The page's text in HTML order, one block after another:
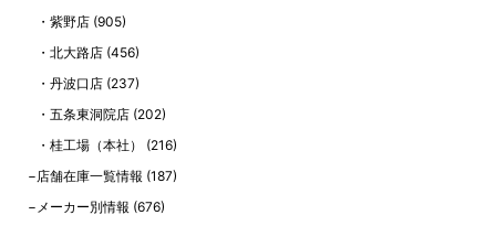
紫野店 (905)
北大路店 (456)
丹波口店 (237)
五条東洞院店 (202)
桂工場（本社）
(216)
店舗在庫一覧情報 (187)
メーカー別情報 (676)